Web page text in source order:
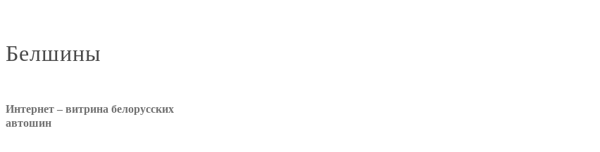
Белшины
Интернет – витрина белорусских
автошин